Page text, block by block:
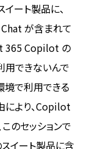
ート製品に、
が含まれて
365 Copilot の
用できないんで
境で利用できる
より、Copilot
のセッションで
イート製品に含